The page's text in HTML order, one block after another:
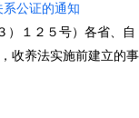
公证的通知
１２５号）各省、自
收养法实施前建立的事